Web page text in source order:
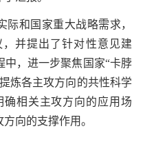
际和国家重大战略需求，
并提出了针对性意见建
，进一步聚焦国家“卡脖
炼各主攻方向的共性科学
确相关主攻方向的应用场
向的支撑作用。